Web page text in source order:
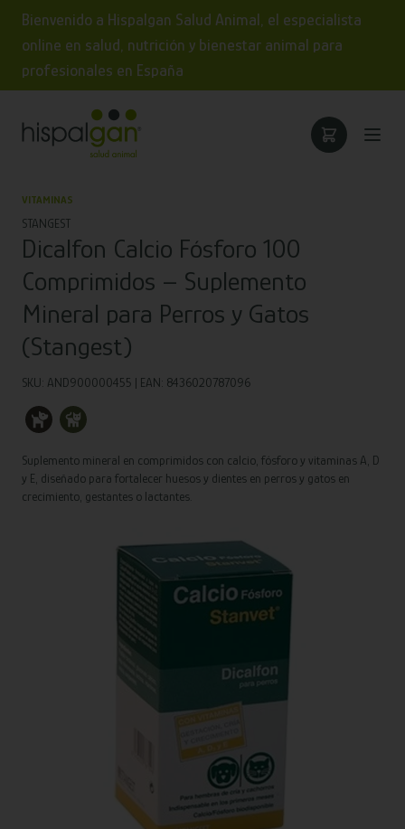
Bienvenido a Hispalgan Salud Animal, el especialista
online en salud, nutrición y bienestar animal para
profesionales en España
VITAMINAS
STANGEST
Dicalfon Calcio Fósforo 100
Comprimidos – Suplemento
Mineral para Perros y Gatos
(Stangest)
SKU: AND900000455 | EAN: 8436020787096
Suplemento mineral en comprimidos con calcio, fósforo y vitaminas A, D
y E, diseñado para fortalecer huesos y dientes en perros y gatos en
crecimiento, gestantes o lactantes.